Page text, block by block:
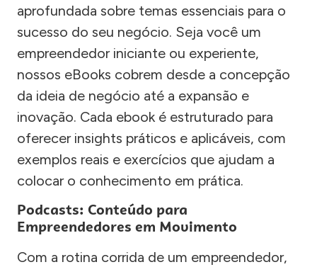
aprofundada sobre temas essenciais para o
sucesso do seu negócio. Seja você um
empreendedor iniciante ou experiente,
nossos eBooks cobrem desde a concepção
da ideia de negócio até a expansão e
inovação. Cada ebook é estruturado para
oferecer insights práticos e aplicáveis, com
exemplos reais e exercícios que ajudam a
colocar o conhecimento em prática.
Podcasts: Conteúdo para
Empreendedores em Movimento
Com a rotina corrida de um empreendedor,